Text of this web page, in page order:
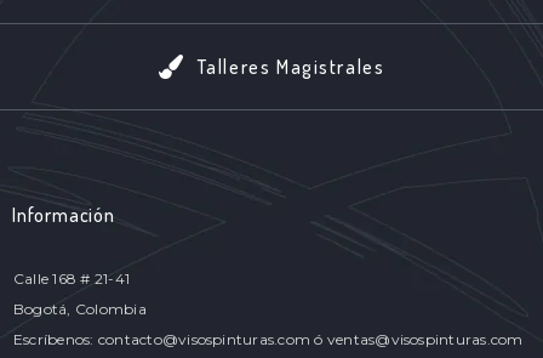
Talleres Magistrales
Información
Calle 168 # 21-41
Bogotá, Colombia
Escríbenos: contacto@visospinturas.com ó ventas@visospinturas.com